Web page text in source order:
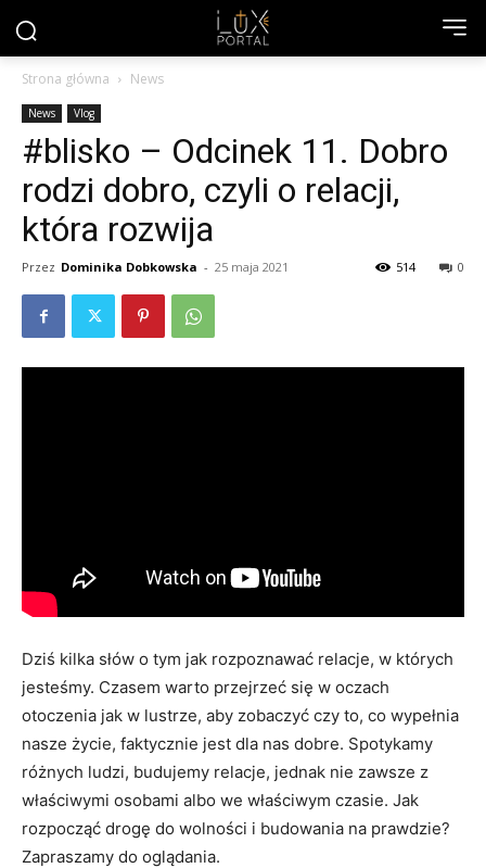
Strona główna News
News Vlog
#blisko – Odcinek 11. Dobro
rodzi dobro, czyli o relacji,
która rozwija
Przez Dominika Dobkowska - 25 maja 2021 0
514
Dziś kilka słów o tym jak rozpoznawać relacje, w których
jesteśmy. Czasem warto przejrzeć się w oczach
otoczenia jak w lustrze, aby zobaczyć czy to, co wypełnia
nasze życie, faktycznie jest dla nas dobre. Spotykamy
różnych ludzi, budujemy relacje, jednak nie zawsze z
właściwymi osobami albo we właściwym czasie. Jak
rozpocząć drogę do wolności i budowania na prawdzie?
Zapraszamy do oglądania.